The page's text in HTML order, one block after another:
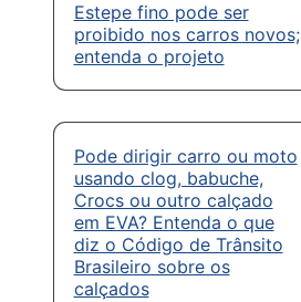
Estepe fino pode ser
proibido nos carros novos;
entenda o projeto
Pode dirigir carro ou moto
usando clog, babuche,
Crocs ou outro calçado
em EVA? Entenda o que
diz o Código de Trânsito
Brasileiro sobre os
calçados